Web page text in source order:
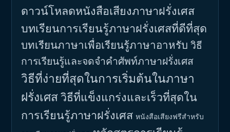
ดาวน์โหลดหนังสือเสียงภาษาฝรั่งเศส
บทเรียนการเรียนรู้ภาษาฝรั่งเศสที่ดีที่สุด
บทเรียนภาษาเพื่อเรียนรู้ภาษาอาหรับ วิธี
การเรียนรู้และจดจำคำศัพท์ภาษาฝรั่งเศส
วิธีที่ง่ายที่สุดในการเริ่มต้นในภาษา
ฝรั่งเศสวิธีที่แข็งแกร่งและเร็วที่สุดใน
การเรียนรู้ภาษาฝรั่งเศส หนังสือเสียงฟรีสำหรับ